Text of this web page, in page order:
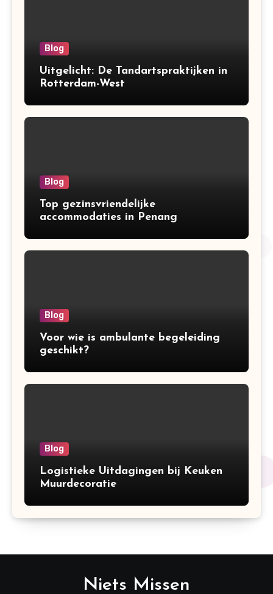
Blog
Uitgelicht: De Tandartspraktijken in
Rotterdam-West
Blog
Top gezinsvriendelijke
accommodaties in Penang
Blog
Voor wie is ambulante begeleiding
geschikt?
Blog
Logistieke Uitdagingen bij Keuken
Muurdecoratie
Niets Missen